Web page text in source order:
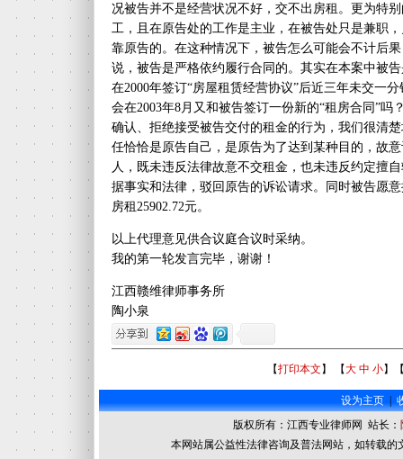
况被告并不是经营状况不好，交不出房租。更为特
工，且在原告处的工作是主业，在被告处只是兼职
靠原告的。在这种情况下，被告怎么可能会不计后
说，被告是严格依约履行合同的。其实在本案中被
在2000年签订“房屋租赁经营协议”后近三年未交一
会在2003年8月又和被告签订一份新的“租房合同”
确认、拒绝接受被告交付的租金的行为，我们很清
任恰恰是原告自己，是原告为了达到某种目的，故
人，既未违反法律故意不交租金，也未违反约定擅
据事实和法律，驳回原告的诉讼请求。同时被告愿
房租25902.72元。
以上代理意见供合议庭合议时采纳。
我的第一轮发言完毕，谢谢！
江西赣维律师事务所
陶小泉
【打印本文 】 【大 中 小】
设为主页
版权所有：江西专业律师网 站长：
本网站属公益性法律咨询及普法网站，如转载